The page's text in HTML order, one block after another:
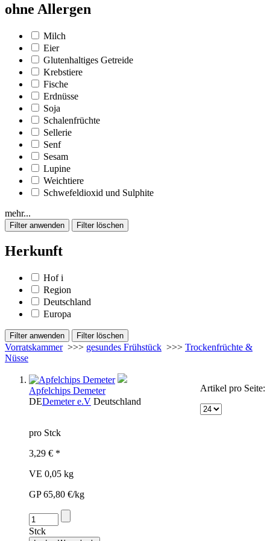
ohne Allergen
Milch
Eier
Glutenhaltiges Getreide
Krebstiere
Fische
Erdnüsse
Soja
Schalenfrüchte
Sellerie
Senf
Sesam
Lupine
Weichtiere
Schwefeldioxid und Sulphite
mehr...
Herkunft
Hof i
Region
Deutschland
Europa
Vorratskammer >>> gesundes Frühstück >>> Trockenfrüchte &
Nüsse
Artikel pro Seite:
Apfelchips Demeter
DEDemeter e.V Deutschland
pro Stck
3,29 € *
VE 0,05 kg
GP 65,80 €/kg
Stck